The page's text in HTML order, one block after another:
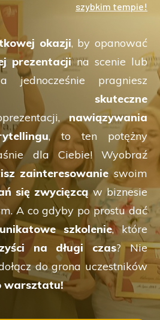
szybkim tempie!
okazji, by opanować
prezentacjina scenie lub
jednocześnie pragniesz
skuteczne
nawiązywania
, to ten potężny
dla Ciebie! Wyobraź
zainteresowanieswoim
się zwycięzcą w biznesie
A co gdyby po prostu dać
unikatowe szkolenie, które
na długi czas? Nie
do grona uczestników
warsztatu!